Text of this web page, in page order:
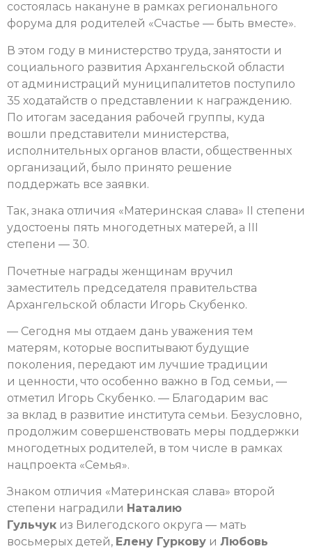
состоялась накануне в рамках регионального
форума для родителей «Счастье — быть вместе».
В этом году в министерство труда, занятости и
социального развития Архангельской области
от администраций муниципалитетов поступило
35 ходатайств о представлении к награждению.
По итогам заседания рабочей группы, куда
вошли представители министерства,
исполнительных органов власти, общественных
организаций, было принято решение
поддержать все заявки.
Так, знака отличия «Материнская слава» II степени
удостоены пять многодетных матерей, а III
степени — 30.
Почетные награды женщинам вручил
заместитель председателя правительства
Архангельской области Игорь Скубенко.
— Сегодня мы отдаем дань уважения тем
матерям, которые воспитывают будущие
поколения, передают им лучшие традиции
и ценности, что особенно важно в Год семьи, —
отметил Игорь Скубенко. — Благодарим вас
за вклад в развитие института семьи. Безусловно,
продолжим совершенствовать меры поддержки
многодетных родителей, в том числе в рамках
нацпроекта «Семья».
Знаком отличия «Материнская слава» второй
степени наградили Наталию
Гульчук из Вилегодского округа — мать
восьмерых детей, Елену Гуркову и Любовь